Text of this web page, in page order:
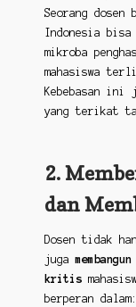
Seorang
Indonesia bisa
mikroba
mahasiswa
Kebebasan
yang terikat
2.
dan
Dosen tidak
juga
kritis
berperan dalam: